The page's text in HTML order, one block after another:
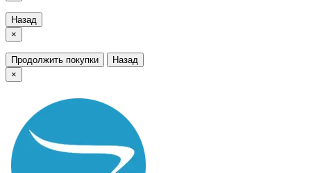
Назад
×
Продолжить покупки
Назад
×